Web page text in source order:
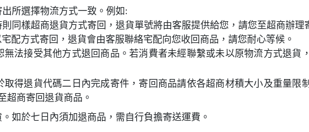
所選擇物流方式一致。例如:
同樣超商退貨方式寄回，退貨單號將由客服提供給您，請您至超商辦理
配方式寄回，退貨會由客服聯絡宅配向您收回商品，請您耐心等候。
法接受其他方式退回商品。若消費者未經聯繫或未以原物流方式退貨
得退貨代碼二日內完成寄件，寄回商品請依各超商材積大小及重量限
超商寄回退貨商品。
如於七日內須加退商品，需自行負擔寄送運費。